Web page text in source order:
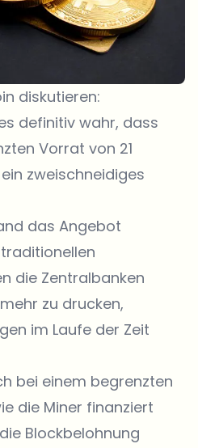
diskutieren:
definitiv wahr, dass
Vorrat von 21
zweischneidiges
das Angebot
die Zentralbanken
zu drucken,
im Laufe der Zeit
bei einem begrenzten
die Miner finanziert
Blockbelohnung